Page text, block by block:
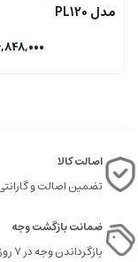
مدل PL120
اصالت کالا
تضمین اصالت و
ضمانت بازگشت وجه
بازگرداندن وجه در ۷ روز